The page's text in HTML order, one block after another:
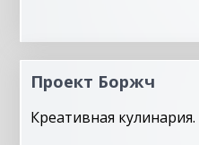
Проект Боржч
Креативная кулинария.